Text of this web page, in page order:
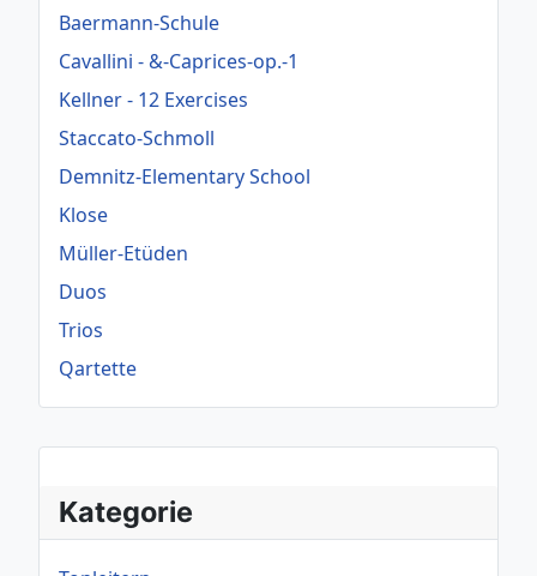
Kategorie
Baermann-Schule
Cavallini - &-Caprices-op.-1
Kellner - 12 Exercises
Staccato-Schmoll
Demnitz-Elementary School
Klose
Müller-Etüden
Duos
Trios
Qartette